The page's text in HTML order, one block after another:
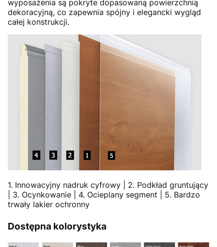
wyposażenia są pokryte dopasowaną powierzchnią
dekoracyjną, co zapewnia spójny i elegancki wygląd
całej konstrukcji.
1. Innowacyjny nadruk cyfrowy | 2. Podkład gruntujący
| 3. Ocynkowanie | 4. Ocieplany segment | 5. Bardzo
trwały lakier ochronny
Dostępna kolorystyka